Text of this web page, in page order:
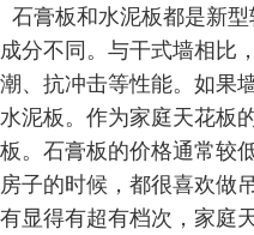
石膏板和水泥板都是新
成分不同。与干式墙相比
潮、抗冲击等性能。如果
水泥板。作为家庭天花板
板。石膏板的价格通常较
房子的时候，都很喜欢做
有显得有超有档次，家庭